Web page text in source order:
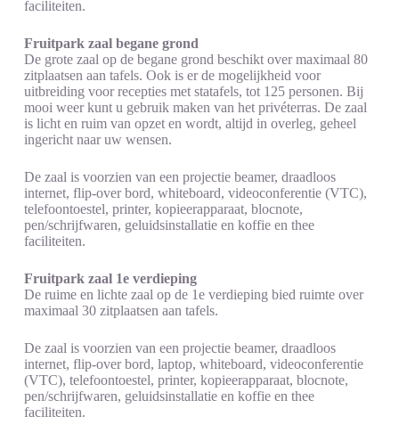
faciliteiten.
Fruitpark zaal begane grond
De grote zaal op de begane grond beschikt over maximaal 80
zitplaatsen aan tafels. Ook is er de mogelijkheid voor
uitbreiding voor recepties met statafels, tot 125 personen. Bij
mooi weer kunt u gebruik maken van het privéterras. De zaal
is licht en ruim van opzet en wordt, altijd in overleg, geheel
ingericht naar uw wensen.
De zaal is voorzien van een projectie beamer, draadloos
internet, flip-over bord, whiteboard, videoconferentie (VTC),
telefoontoestel, printer, kopieerapparaat, blocnote,
pen/schrijfwaren, geluidsinstallatie en koffie en thee
faciliteiten.
Fruitpark zaal 1e verdieping
De ruime en lichte zaal op de 1e verdieping bied ruimte over
maximaal 30 zitplaatsen aan tafels.
De zaal is voorzien van een projectie beamer, draadloos
internet, flip-over bord, laptop, whiteboard, videoconferentie
(VTC), telefoontoestel, printer, kopieerapparaat, blocnote,
pen/schrijfwaren, geluidsinstallatie en koffie en thee
faciliteiten.